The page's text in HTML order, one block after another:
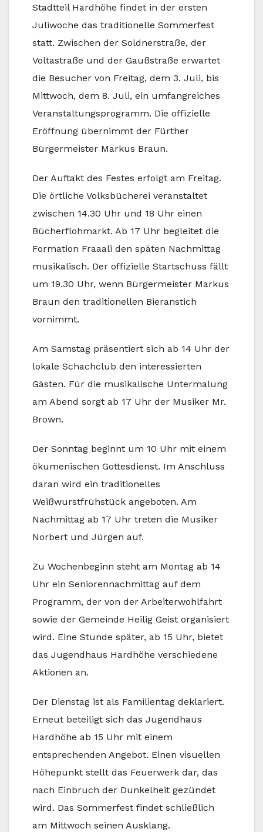
Stadtteil Hardhöhe findet in der ersten
Juliwoche das traditionelle Sommerfest
statt. Zwischen der Soldnerstraße, der
Voltastraße und der Gaußstraße erwartet
die Besucher von Freitag, dem 3. Juli, bis
Mittwoch, dem 8. Juli, ein umfangreiches
Veranstaltungsprogramm. Die offizielle
Eröffnung übernimmt der Fürther
Bürgermeister Markus Braun.
Der Auftakt des Festes erfolgt am Freitag.
Die örtliche Volksbücherei veranstaltet
zwischen 14.30 Uhr und 18 Uhr einen
Bücherflohmarkt. Ab 17 Uhr begleitet die
Formation Fraaali den späten Nachmittag
musikalisch. Der offizielle Startschuss fällt
um 19.30 Uhr, wenn Bürgermeister Markus
Braun den traditionellen Bieranstich
vornimmt.
Am Samstag präsentiert sich ab 14 Uhr der
lokale Schachclub den interessierten
Gästen. Für die musikalische Untermalung
am Abend sorgt ab 17 Uhr der Musiker Mr.
Brown.
Der Sonntag beginnt um 10 Uhr mit einem
ökumenischen Gottesdienst. Im Anschluss
daran wird ein traditionelles
Weißwurstfrühstück angeboten. Am
Nachmittag ab 17 Uhr treten die Musiker
Norbert und Jürgen auf.
Zu Wochenbeginn steht am Montag ab 14
Uhr ein Seniorennachmittag auf dem
Programm, der von der Arbeiterwohlfahrt
sowie der Gemeinde Heilig Geist organisiert
wird. Eine Stunde später, ab 15 Uhr, bietet
das Jugendhaus Hardhöhe verschiedene
Aktionen an.
Der Dienstag ist als Familientag deklariert.
Erneut beteiligt sich das Jugendhaus
Hardhöhe ab 15 Uhr mit einem
entsprechenden Angebot. Einen visuellen
Höhepunkt stellt das Feuerwerk dar, das
nach Einbruch der Dunkelheit gezündet
wird. Das Sommerfest findet schließlich
am Mittwoch seinen Ausklang.